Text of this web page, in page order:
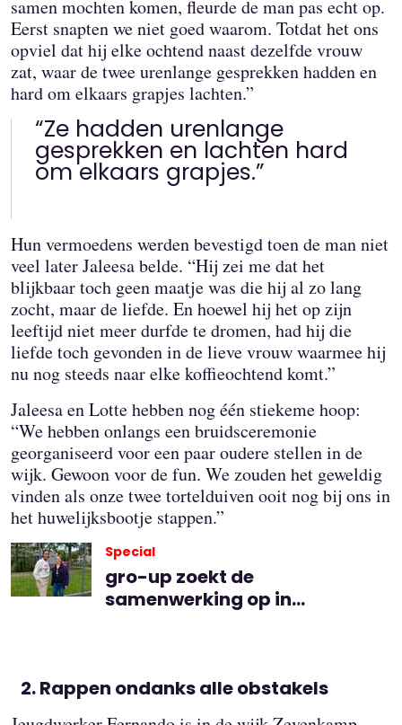
samen mochten komen, fleurde de man pas echt op.
Eerst snapten we niet goed waarom. Totdat het ons
opviel dat hij elke ochtend naast dezelfde vrouw
zat, waar de twee urenlange gesprekken hadden en
hard om elkaars grapjes lachten.”
“Ze hadden urenlange
gesprekken en lachten hard
om elkaars grapjes.”
Hun vermoedens werden bevestigd toen de man niet
veel later Jaleesa belde. “Hij zei me dat het
blijkbaar toch geen maatje was die hij al zo lang
zocht, maar de liefde. En hoewel hij het op zijn
leeftijd niet meer durfde te dromen, had hij die
liefde toch gevonden in de lieve vrouw waarmee hij
nu nog steeds naar elke koffieochtend komt.”
Jaleesa en Lotte hebben nog één stiekeme hoop:
“We hebben onlangs een bruidsceremonie
georganiseerd voor een paar oudere stellen in de
wijk. Gewoon voor de fun. We zouden het geweldig
vinden als onze twee tortelduiven ooit nog bij ons in
het huwelijksbootje stappen.”
Special
gro-up zoekt de
samenwerking op in
Rappen ondanks alle obstakels